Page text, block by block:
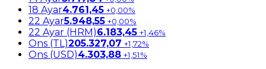
18 Ayar4.761,45 +0,00%
22 Ayar5.948,55 +0,00%
22 Ayar (HRM)6.183,45 +1,46%
Ons (TL)205.327,07 +1,72%
Ons (USD)4.303,88 +1,51%